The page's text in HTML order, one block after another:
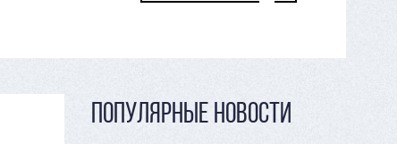
ПОПУЛЯРНЫЕ НОВОСТИ